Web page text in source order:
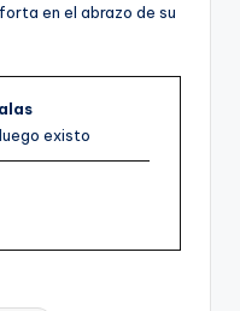
en el abrazo de su
existo